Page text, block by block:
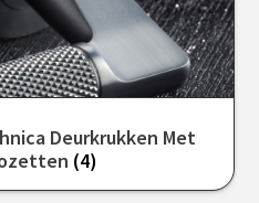
Deurkrukken Met
(4)